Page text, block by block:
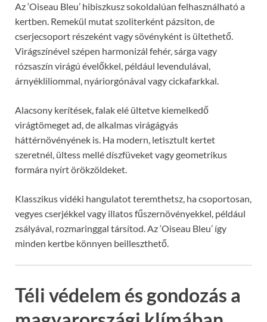
Az ‘Oiseau Bleu’ hibiszkusz sokoldalúan felhasználható a
kertben. Remekül mutat szoliterként pázsiton, de
cserjecsoport részeként vagy sövényként is ültethető.
Virágszínével szépen harmonizál fehér, sárga vagy
rózsaszín virágú évelőkkel, például levendulával,
árnyékliliommal, nyáriorgónával vagy cickafarkkal.
Alacsony kerítések, falak elé ültetve kiemelkedő
virágtömeget ad, de alkalmas virágágyás
háttérnövényének is. Ha modern, letisztult kertet
szeretnél, ültess mellé díszfüveket vagy geometrikus
formára nyírt örökzöldeket.
Klasszikus vidéki hangulatot teremthetsz, ha csoportosan,
vegyes cserjékkel vagy illatos fűszernövényekkel, például
zsályával, rozmaringgal társítod. Az ‘Oiseau Bleu’ így
minden kertbe könnyen beilleszthető.
Téli védelem és gondozás a